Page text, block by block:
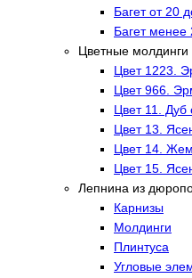
Багет от 20
Багет
Цветные молдинги
Цвет 1223.
Цвет 966.
Цвет 11. Дуб
Цвет 13.
Цвет 14.
Цвет 15.
Лепнина из
Карнизы
Молдинги
Плинтуса
Угловые